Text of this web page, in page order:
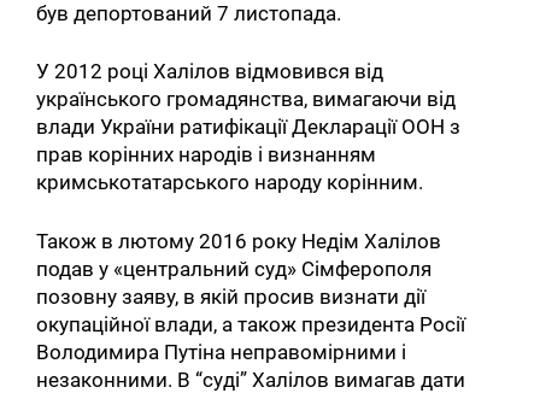
був депортований 7 листопада.
У 2012 році Халілов відмовився від
українського громадянства, вимагаючи від
влади України ратифікації Декларації ООН з
прав корінних народів і визнанням
кримськотатарського народу корінним.
Також в лютому 2016 року Недім Халілов
подав у «центральний суд» Сімферополя
позовну заяву, в якій просив визнати дії
окупаційної влади, а також президента Росії
Володимира Путіна неправомірними і
незаконними. В “суді” Халілов вимагав дати